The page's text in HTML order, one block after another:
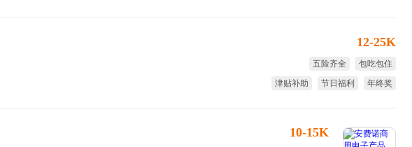
12-25K
五险齐全
包吃包住
津贴补助
节日福利
年终奖
10-15K